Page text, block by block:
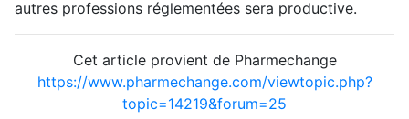
autres professions réglementées sera productive.
Cet article provient de Pharmechange
https://www.pharmechange.com/viewtopic.php?
topic=14219&forum=25